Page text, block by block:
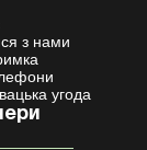
з нами
угода